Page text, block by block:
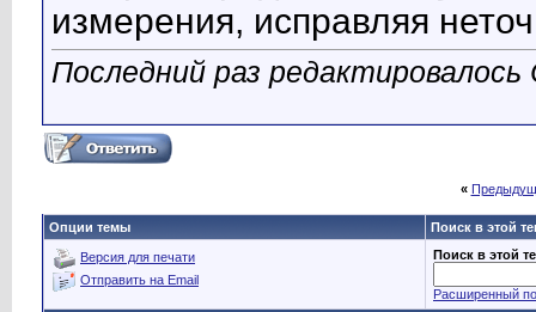
измерения, исправляя
Последний раз
«
Опции темы Поиск в этой
Версия для печати
Отправить на Email
Поиск в этой
Расширенный